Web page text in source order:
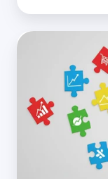
¿Cómo
vista
360